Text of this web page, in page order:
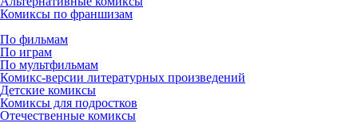
Комиксы по франшизам
По фильмам
По играм
По мультфильмам
Комикс-версии литературных произведений
Детские комиксы
Комиксы для подростков
Отечественные комиксы